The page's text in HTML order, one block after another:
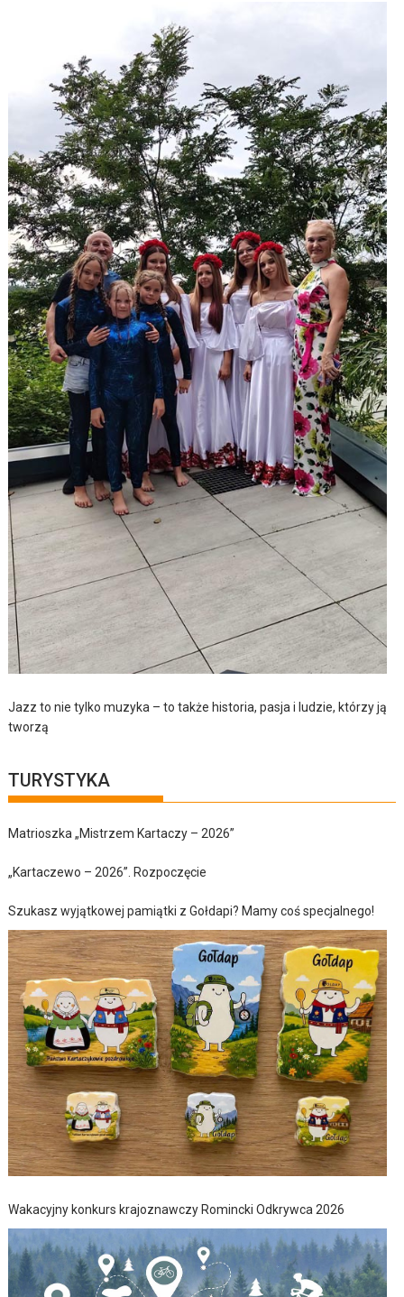
Jazz to nie tylko muzyka – to także historia, pasja i ludzie, którzy ją
tworzą
TURYSTYKA
Matrioszka „Mistrzem Kartaczy – 2026”
„Kartaczewo – 2026”. Rozpoczęcie
Szukasz wyjątkowej pamiątki z Gołdapi? Mamy coś specjalnego!
Wakacyjny konkurs krajoznawczy Romincki Odkrywca 2026